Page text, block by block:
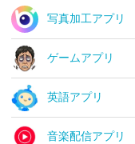
写真加工アプリ
ゲームアプリ
英語アプリ
音楽配信アプリ